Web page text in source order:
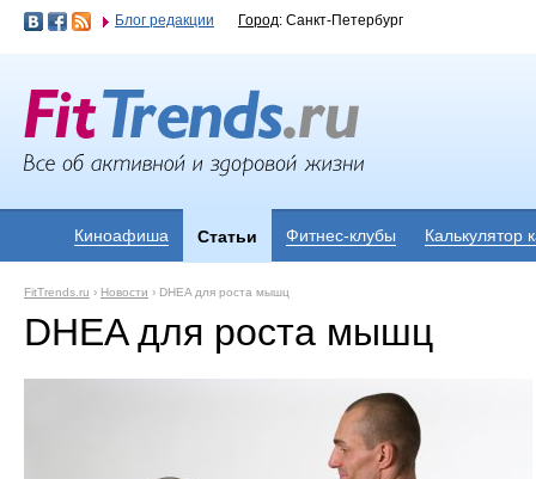
Блог редакции Город: Санкт-Петербург
Киноафиша Статьи Фитнес-клубы Калькулятор
FitTrends.ru › Новости › DHEA для роста мышц
DHEA для роста мышц